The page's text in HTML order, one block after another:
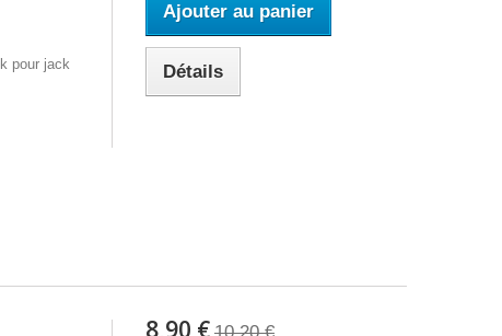
pour jack
Ajouter au panier
Détails
8,90 €